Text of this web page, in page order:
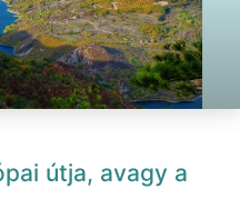
útja, avagy a